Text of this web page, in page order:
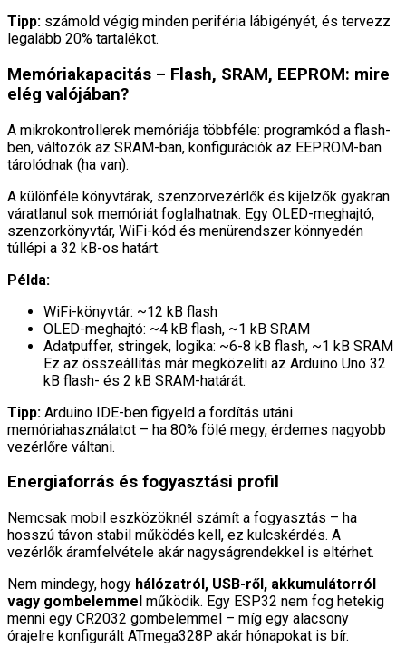
Tipp: számold végig minden periféria lábigényét, és tervezz
legalább 20% tartalékot.
Memóriakapacitás – Flash, SRAM, EEPROM: mire
elég valójában?
A mikrokontrollerek memóriája többféle: programkód a flash-
ben, változók az SRAM-ban, konfigurációk az EEPROM-ban
tárolódnak (ha van).
A különféle könyvtárak, szenzorvezérlők és kijelzők gyakran
váratlanul sok memóriát foglalhatnak. Egy OLED-meghajtó,
szenzorkönyvtár, WiFi-kód és menürendszer könnyedén
túllépi a 32 kB-os határt.
Példa:
WiFi-könyvtár: ~12 kB flash
OLED-meghajtó: ~4 kB flash, ~1 kB SRAM
Adatpuffer, stringek, logika: ~6-8 kB flash, ~1 kB SRAM
Ez az összeállítás már megközelíti az Arduino Uno 32
kB flash- és 2 kB SRAM-határát.
Tipp: Arduino IDE-ben figyeld a fordítás utáni
memóriahasználatot – ha 80% fölé megy, érdemes nagyobb
vezérlőre váltani.
Energiaforrás és fogyasztási profil
Nemcsak mobil eszközöknél számít a fogyasztás – ha
hosszú távon stabil működés kell, ez kulcskérdés. A
vezérlők áramfelvétele akár nagyságrendekkel is eltérhet.
Nem mindegy, hogy hálózatról, USB-ről, akkumulátorról
vagy gombelemmel működik. Egy ESP32 nem fog hetekig
menni egy CR2032 gombelemmel – míg egy alacsony
órajelre konfigurált ATmega328P akár hónapokat is bír.